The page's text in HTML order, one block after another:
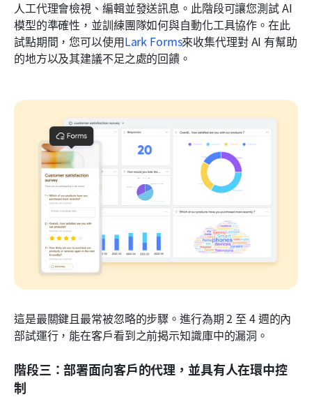
人工代理會檢視、編輯並發送訊息。此階段可讓您測試 AI
模型的準確性，並訓練團隊如何與自動化工具協作。在此
試點期間，您可以使用Lark Forms來收集代理對 AI 有幫助
的地方以及其建議不足之處的回饋。
這是最關鍵且最常被忽略的步驟。進行為期 2 至 4 週的內
部試運行，能在客戶看到之前揭示知識庫中的漏洞。
階段三：部署面向客戶的代理，並具有人在環中控
制